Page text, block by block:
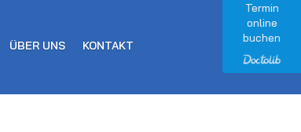
Termin
online
buchen
ÜBER UNS KONTAKT